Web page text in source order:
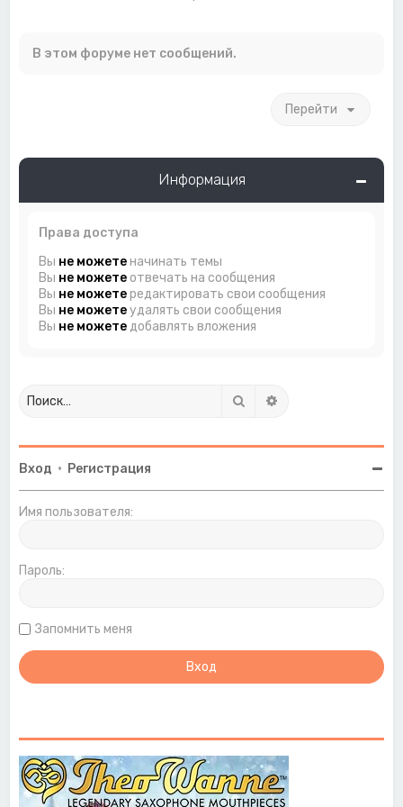
В этом форуме нет сообщений.
Перейти
Информация
Права доступа
Вы не можетеначинать темы
Вы не можетеотвечать на сообщения
Вы не можетередактировать свои сообщения
Вы не можетеудалять свои сообщения
Вы не можетедобавлять вложения
Поиск
Вход • Регистрация
Имя пользователя:
Пароль:
Запомнить меня